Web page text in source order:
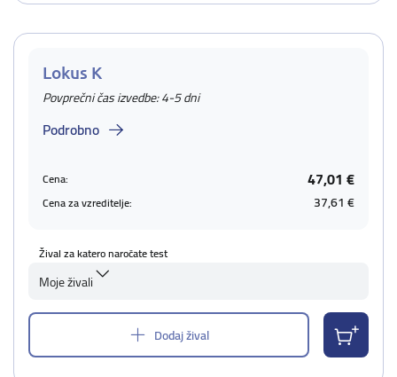
Lokus K
Povprečni čas izvedbe: 4-5 dni
Podrobno
Cena: 47,01 €
Cena za vzreditelje: 37,61 €
Žival za katero naročate test
Moje živali
Dodaj žival